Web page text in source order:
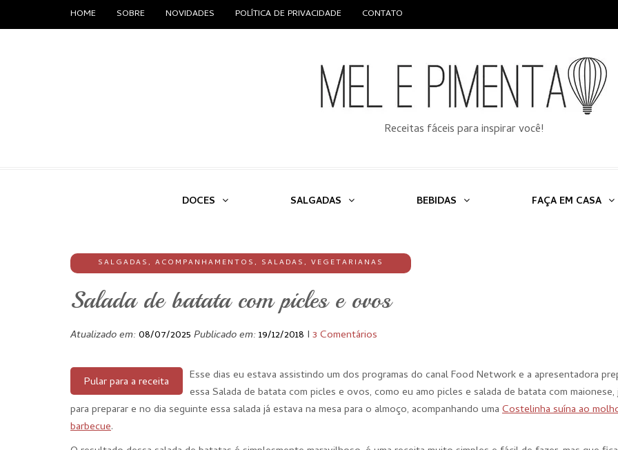
HOME SOBRE NOVIDADES POLÍTICA DE PRIVACIDADE CONTATO
Receitas fáceis para inspirar você!
DOCES SALGADAS BEBIDAS FAÇA EM CASA
SALGADAS, ACOMPANHAMENTOS, SALADAS, VEGETARIANAS
Salada de batata com picles e ovos
Atualizado em:08/07/2025 Publicado em:19/12/2018 I 3 Comentários
Pular para a receita
Esse dias eu estava assistindo um dos programas do canal Food Network e a apresentadora
essa Salada de batata com picles e ovos, como eu amo picles e salada de batata com maionese,
para preparar e no dia seguinte essa salada já estava na mesa para o almoço, acompanhando uma Costelinha suína ao
barbecue.